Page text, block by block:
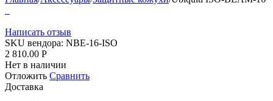
Написать отзыв
SKU вендора: NBE-16-ISO
2 810.00 Р
Нет в наличии
Отложить Сравнить
Доставка